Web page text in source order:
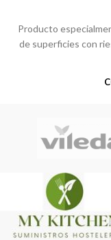
Producto
de superficies con